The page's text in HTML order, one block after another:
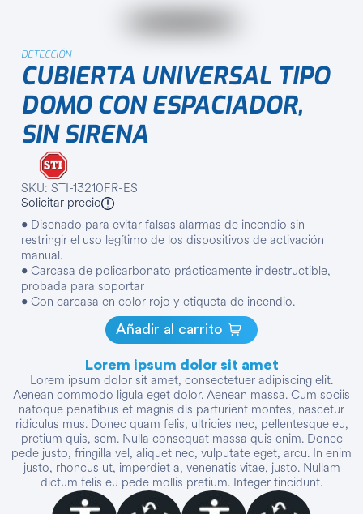
DETECCIÓN
CUBIERTA UNIVERSAL TIPO
DOMO CON ESPACIADOR,
SIN SIRENA
SKU: STI-13210FR-ES
Solicitar precio
• Diseñado para evitar falsas alarmas de incendio sin
restringir el uso legítimo de los dispositivos de activación
manual.
• Carcasa de policarbonato prácticamente indestructible,
probada para soportar
• Con carcasa en color rojo y etiqueta de incendio.
Añadir al carrito
Lorem ipsum dolor sit amet
Lorem ipsum dolor sit amet, consectetuer adipiscing elit.
Aenean commodo ligula eget dolor. Aenean massa. Cum sociis
natoque penatibus et magnis dis parturient montes, nascetur
ridiculus mus. Donec quam felis, ultricies nec, pellentesque eu,
pretium quis, sem. Nulla consequat massa quis enim. Donec
pede justo, fringilla vel, aliquet nec, vulputate eget, arcu. In enim
justo, rhoncus ut, imperdiet a, venenatis vitae, justo. Nullam
dictum felis eu pede mollis pretium. Integer tincidunt.